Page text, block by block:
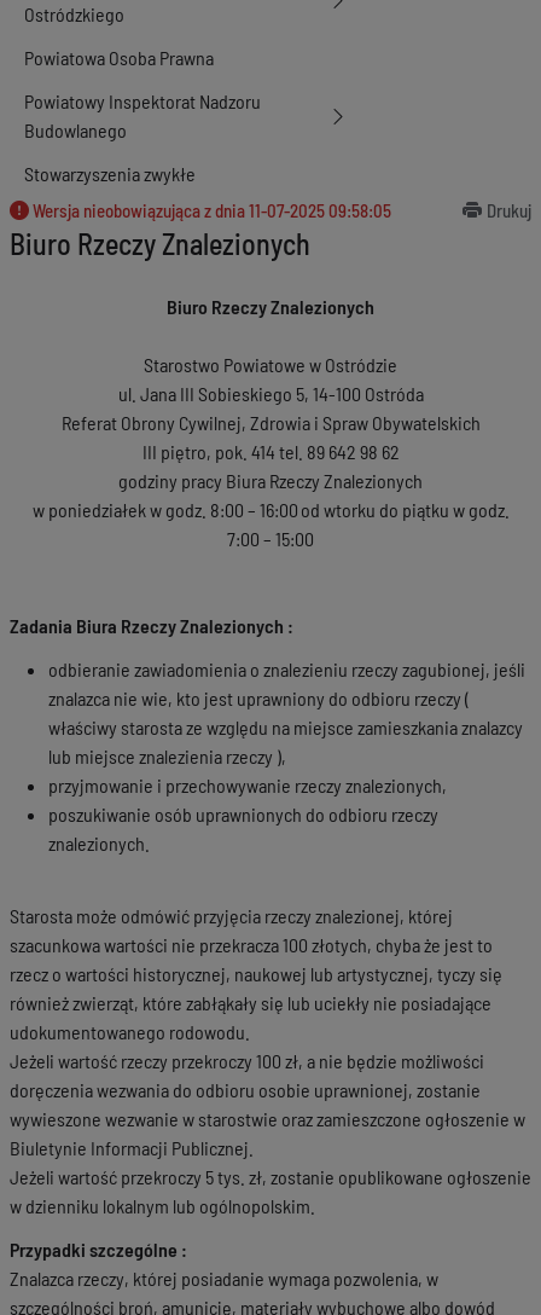
Ostródzkiego
Powiatowa Osoba Prawna
Powiatowy Inspektorat Nadzoru
Budowlanego
Stowarzyszenia zwykłe
Wersja nieobowiązująca z dnia11-07-2025 09:58:05 Drukuj
Biuro Rzeczy Znalezionych
Biuro Rzeczy Znalezionych
Starostwo Powiatowe w Ostródzie
ul. Jana III Sobieskiego 5, 14-100 Ostróda
Referat Obrony Cywilnej, Zdrowia i Spraw Obywatelskich
III piętro, pok. 414 tel. 89 642 98 62
godziny pracy Biura Rzeczy Znalezionych
w poniedziałek w godz. 8:00 – 16:00 od wtorku do piątku w godz.
7:00 – 15:00
Zadania Biura Rzeczy Znalezionych :
odbieranie zawiadomienia o znalezieniu rzeczy zagubionej, jeśli
znalazca nie wie, kto jest uprawniony do odbioru rzeczy (
właściwy starosta ze względu na miejsce zamieszkania znalazcy
lub miejsce znalezienia rzeczy ),
przyjmowanie i przechowywanie rzeczy znalezionych,
poszukiwanie osób uprawnionych do odbioru rzeczy
znalezionych.
Starosta może odmówić przyjęcia rzeczy znalezionej, której
szacunkowa wartości nie przekracza 100 złotych, chyba że jest to
rzecz o wartości historycznej, naukowej lub artystycznej, tyczy się
również zwierząt, które zabłąkały się lub uciekły nie posiadające
udokumentowanego rodowodu.
Jeżeli wartość rzeczy przekroczy 100 zł, a nie będzie możliwości
doręczenia wezwania do odbioru osobie uprawnionej, zostanie
wywieszone wezwanie w starostwie oraz zamieszczone ogłoszenie w
Biuletynie Informacji Publicznej.
Jeżeli wartość przekroczy 5 tys. zł, zostanie opublikowane ogłoszenie
w dzienniku lokalnym lub ogólnopolskim.
Przypadki szczególne :
Znalazca rzeczy, której posiadanie wymaga pozwolenia, w
szczególności broń, amunicję, materiały wybuchowe albo dowód